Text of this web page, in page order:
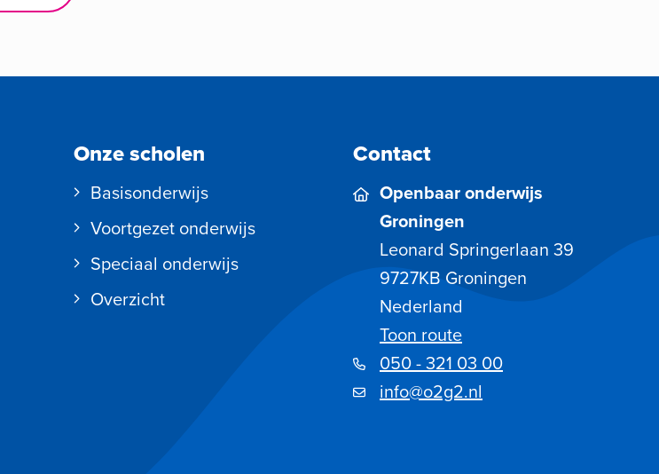
Onze scholen
Basisonderwijs
Voortgezet onderwijs
Speciaal onderwijs
Overzicht
Contact
Openbaar onderwijs
Groningen
Leonard Springerlaan 39
9727KB Groningen
Nederland
Toon route
050 - 321 03 00
info@o2g2.nl